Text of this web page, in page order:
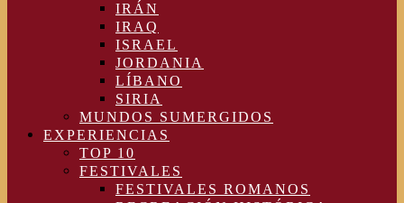
IRÁN
IRAQ
ISRAEL
JORDANIA
LÍBANO
SIRIA
MUNDOS SUMERGIDOS
EXPERIENCIAS
TOP 10
FESTIVALES
FESTIVALES ROMANOS